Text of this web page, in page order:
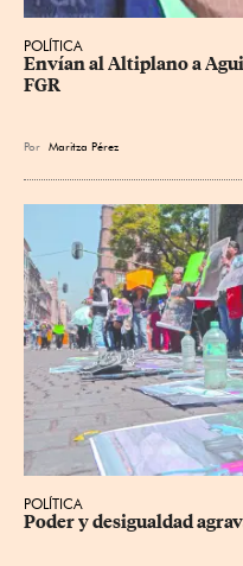
POLÍTICA
Envían al Altiplano a
FGR
Por Maritza Pérez
POLÍTICA
Poder y desigualdad